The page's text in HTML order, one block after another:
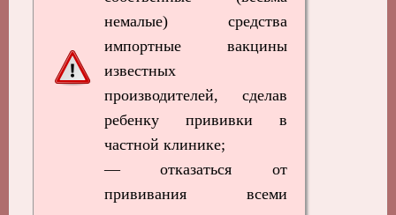
немалые) средства
импортные вакцины
известных
производителей, сделав
ребенку прививки в
частной клинике;
— отказаться от
прививания всеми